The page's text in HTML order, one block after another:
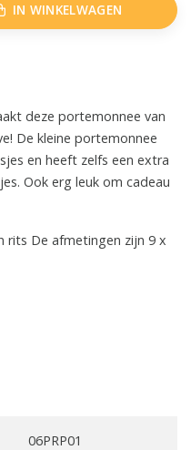
IN WINKELWAGEN
deze portemonnee van
De kleine portemonnee
en heeft zelfs een extra
Ook erg leuk om cadeau
De afmetingen zijn 9 x
06PRP01